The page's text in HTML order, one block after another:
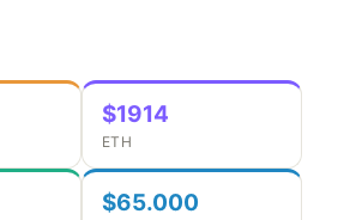
$1914
ETH
$65.000